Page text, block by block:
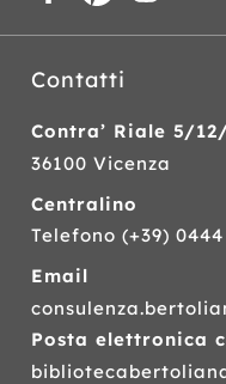
Contatti
Contra’ Riale 5/
36100 Vicenza
Centralino
Telefono(+39)
Email
Posta elettronica